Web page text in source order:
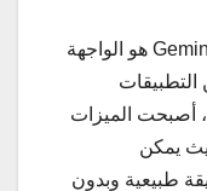
أحد التحسينات الملحوظة في نظام Gemini هو الواجهة
التطبيقات
أصبحت الميزات
يمكن
طبيعية وبدون